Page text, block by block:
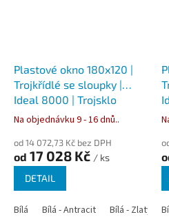
Plastové okno 180x120 |
Trojkřídlé se sloupky |
Ideal 8000 | Trojsklo
Na objednávku 9 - 16 dnů..
od 14 072,73 Kč bez DPH
od 17 028 Kč / ks
DETAIL
Bílá Bílá - Antracit Bílá - Zlatý dub